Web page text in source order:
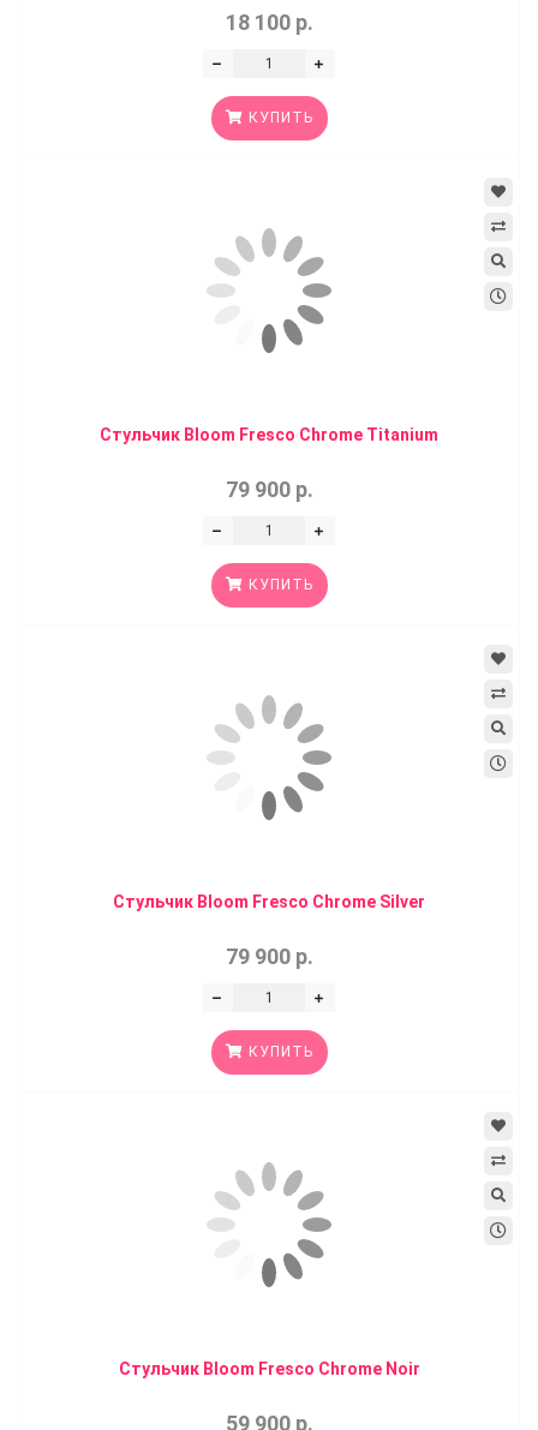
18 100 р.
КУПИТЬ
Стульчик Bloom Fresco Chrome Titanium
79 900 р.
КУПИТЬ
Стульчик Bloom Fresco Chrome Silver
79 900 р.
КУПИТЬ
Стульчик Bloom Fresco Chrome Noir
59 900 р.